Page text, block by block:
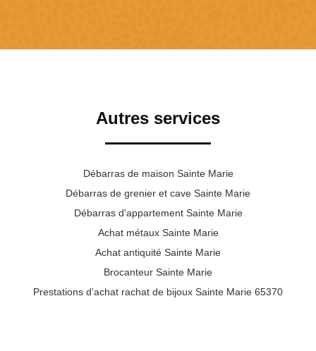
Autres services
Débarras de maison Sainte Marie
Débarras de grenier et cave Sainte Marie
Débarras d'appartement Sainte Marie
Achat métaux Sainte Marie
Achat antiquité Sainte Marie
Brocanteur Sainte Marie
Prestations d'achat rachat de bijoux Sainte Marie 65370